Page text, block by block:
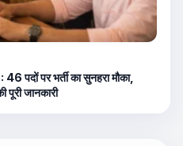
पर भर्ती का सुनहरा मौका,
जानकारी